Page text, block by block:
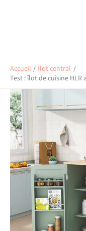
Accueil
Ilot central
Test : îlot de cuisine